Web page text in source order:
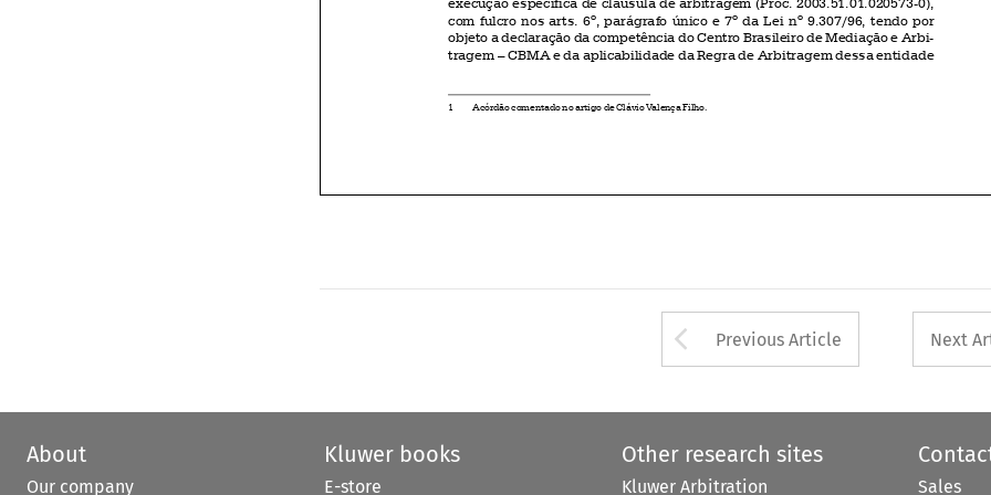




Acórdão comentado no artigo de Clávio Valença Filho.
Arrow button used
Previous Article Next
About
Our company
Kluwer books
E-store
Other research sites
Kluwer Arbitration Sales